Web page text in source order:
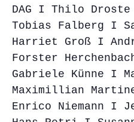
DAG I Thilo
Tobias Falberg I
Harriet Groß I
Forster
Gabriele Künne I
Maximillian
Enrico Niemann I